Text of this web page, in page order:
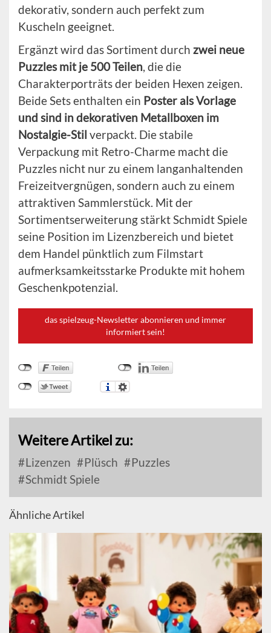
dekorativ, sondern auch perfekt zum
Kuscheln geeignet.
Ergänzt wird das Sortiment durch zwei neue
Puzzles mit je 500 Teilen, die die
Charakterporträts der beiden Hexen zeigen.
Beide Sets enthalten ein Poster als Vorlage
und sind in dekorativen Metallboxen im
Nostalgie-Stil verpackt. Die stabile
Verpackung mit Retro-Charme macht die
Puzzles nicht nur zu einem langanhaltenden
Freizeitvergnügen, sondern auch zu einem
attraktiven Sammlerstück. Mit der
Sortimentserweiterung stärkt Schmidt Spiele
seine Position im Lizenzbereich und bietet
dem Handel pünktlich zum Filmstart
aufmerksamkeitsstarke Produkte mit hohem
Geschenkpotenzial.
das spielzeug-Newsletter abonnieren und immer
informiert sein!
Weitere Artikel zu:
Lizenzen Plüsch
Puzzles
Schmidt Spiele
Ähnliche Artikel